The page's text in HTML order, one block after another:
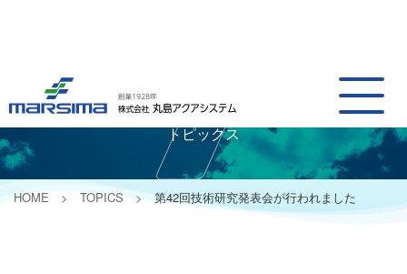
TOPICS
トピックス
HOME TOPICS 第42回技術研究発表会が行われました